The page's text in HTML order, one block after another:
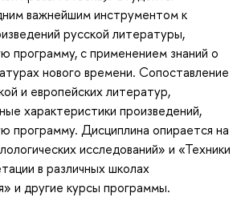
важнейшим инструментом к
русской литературы,
программу, с применением знаний о
нового времени. Сопоставление
и европейских литератур,
характеристики произведений,
программу. Дисциплина опирается на
исследований» и «Техники
в различных школах
и другие курсы программы.